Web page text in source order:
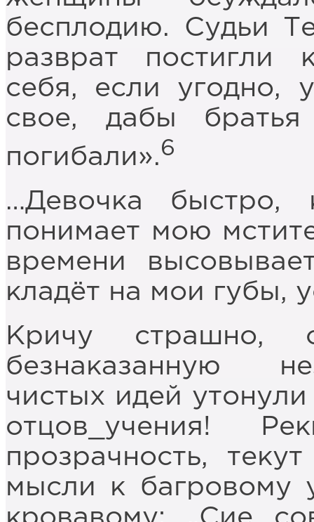
бесплодию. Судьи
разврат постигли
себя, если угодно,
свое, дабы
погибали».6
…Девочка быстро,
понимает мою
времени
кладёт на мои губы,
Кричу страшно,
безнаказанную
чистых идей
отцов_учения!
прозрачность,
мысли к багровому